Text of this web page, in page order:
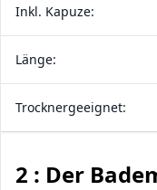
Inkl. Kapuze:
Länge:
Trocknergeeignet:
2 : Der